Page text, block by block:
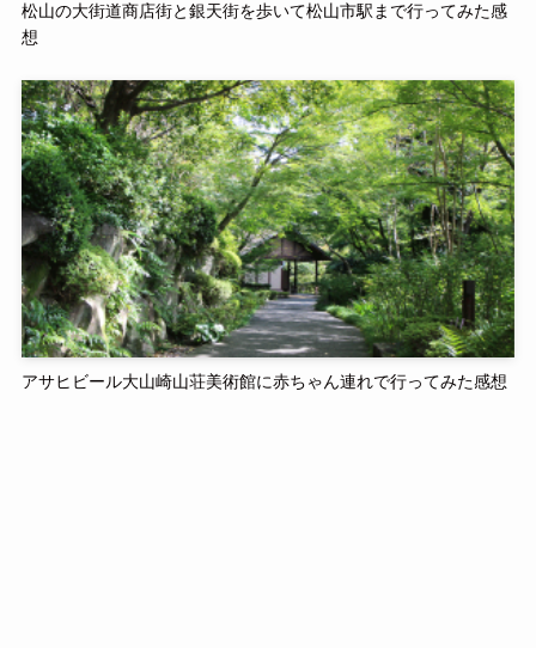
松山の大街道商店街と銀天街を歩いて松山市駅まで行ってみた感
想
アサヒビール大山崎山荘美術館に赤ちゃん連れで行ってみた感想